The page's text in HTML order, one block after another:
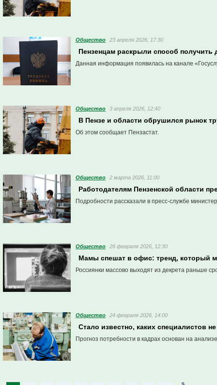
Общество 23 апреля 2026, 17:30
Пензенцам раскрыли способ
Данная информация появилась на канале
Общество 3 апреля 2026, 12:40
В Пензе и области обрушился рынок
Об этом сообщает Пензастат.
Общество 2 марта 2026, 11:00
Работодателям Пензенской области
Подробности рассказали в пресс-службе
Общество 26 февраля 2026, 12:30
Мамы спешат в офис: тренд, который
Россиянки массово выходят из декрета раньше
Общество 24 февраля 2026, 14:00
Стало известно, каких специалистов
Прогноз потребности в кадрах основан на